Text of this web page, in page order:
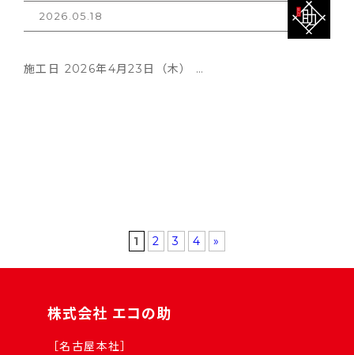
2026.05.18
施工日 2026年4月23日（木） …
1 2 3 4 »
株式会社 エコの助
［名古屋本社］